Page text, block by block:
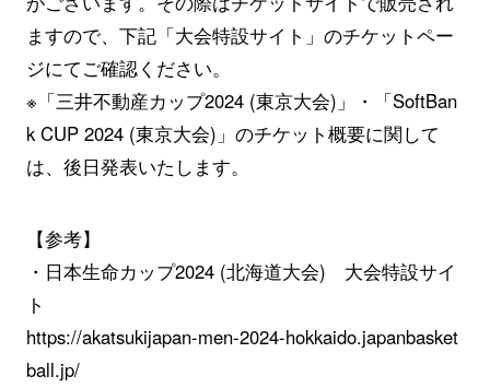
ますので、下記「大会特設サイト」のチケットペー
ジにてご確認ください。
※「三井不動産カップ2024 (東京大会)」・「SoftBan
k CUP 2024 (東京大会)」のチケット概要に関して
は、後日発表いたします。
【参考】
・日本生命カップ2024 (北海道大会) 大会特設サイ
ト
https://akatsukijapan-men-2024-hokkaido.japanbasket
ball.jp/